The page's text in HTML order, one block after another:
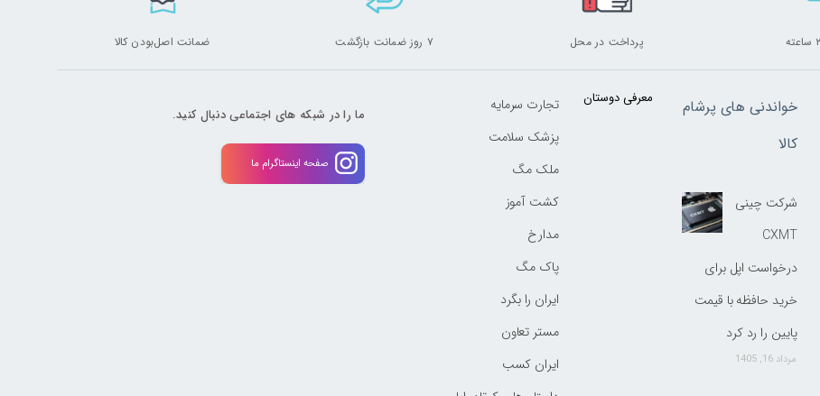
پرداخت در محل ۷ روز ضمانت بازگشت ضمانت اصل‌بودن کالا
خواندنی های پرشام
کالا
شرکت چینی
CXMT
درخواست اپل برای
خرید حافظه با قیمت
پایین را رد کرد
مرداد 16, 1405
معرفی دوستان
تجارت سرمایه
پزشک سلامت
ملک مگ
کشت آموز
مدارخ
پاک مگ
ایران را بگرد
مستر تعاون
ایران کسب
ما را در شبکه های اجتماعی دنبال کنید.
صفحه اینستاگرام ما